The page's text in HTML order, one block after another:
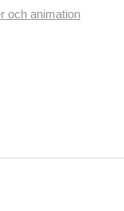
och animation